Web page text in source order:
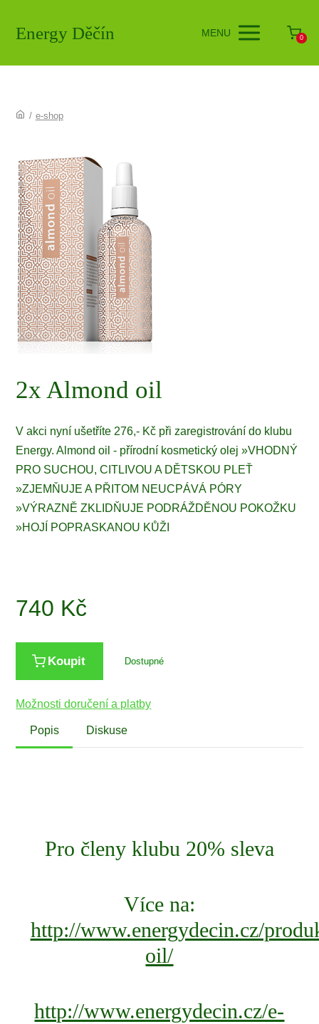
Energy Děčín MENU 0
/ e-shop
2x Almond oil
V akci nyní ušetříte 276,- Kč při zaregistrování do klubu
Energy. Almond oil - přírodní kosmetický olej »VHODNÝ
PRO SUCHOU, CITLIVOU A DĚTSKOU PLEŤ
»ZJEMŇUJE A PŘITOM NEUCPÁVÁ PÓRY
»VÝRAZNĚ ZKLIDŇUJE PODRÁŽDĚNOU POKOŽKU
»HOJÍ POPRASKANOU KŮŽI
740 Kč
Koupit Dostupné
Možnosti doručení a platby
Popis Diskuse
Pro členy klubu 20% sleva
Více na:
http://www.energydecin.cz/
oil/
http://www.energydecin.cz/e-